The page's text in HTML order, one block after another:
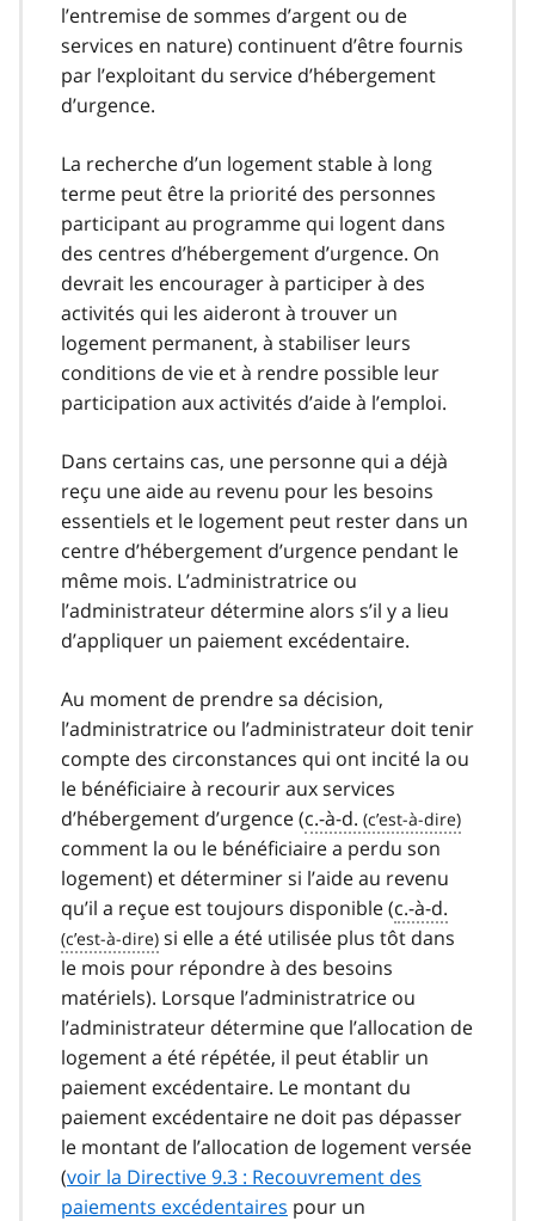
l’entremise de sommes d’argent ou de
services en nature) continuent d’être fournis
par l’exploitant du service d’hébergement
d’urgence.
La recherche d’un logement stable à long
terme peut être la priorité des personnes
participant au programme qui logent dans
des centres d’hébergement d’urgence. On
devrait les encourager à participer à des
activités qui les aideront à trouver un
logement permanent, à stabiliser leurs
conditions de vie et à rendre possible leur
participation aux activités d’aide à l’emploi.
Dans certains cas, une personne qui a déjà
reçu une aide au revenu pour les besoins
essentiels et le logement peut rester dans un
centre d’hébergement d’urgence pendant le
même mois. L’administratrice ou
l’administrateur détermine alors s’il y a lieu
d’appliquer un paiement excédentaire.
Au moment de prendre sa décision,
l’administratrice ou l’administrateur doit tenir
compte des circonstances qui ont incité la ou
le bénéficiaire à recourir aux services
d’hébergement d’urgence (c.-à-d.
comment la ou le bénéficiaire a perdu son
logement) et déterminer si l’aide au revenu
qu’il a reçue est toujours disponible (c.-à-d.
si elle a été utilisée plus tôt dans
le mois pour répondre à des besoins
matériels). Lorsque l’administratrice ou
l’administrateur détermine que l’allocation de
logement a été répétée, il peut établir un
paiement excédentaire. Le montant du
paiement excédentaire ne doit pas dépasser
le montant de l’allocation de logement versée
(voir la Directive 9.3 : Recouvrement des
paiements excédentaires pour un